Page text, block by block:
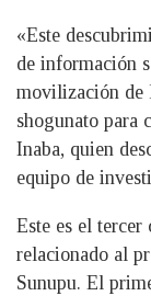
«Este
de información
movilización de
shogunato para
Inaba, quien
equipo de
Este es el tercer
relacionado al
Sunupu. El